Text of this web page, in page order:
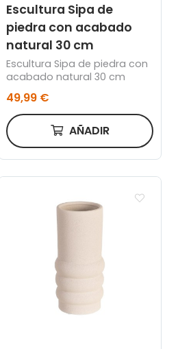
Escultura Sipa de
piedra con acabado
natural 30 cm
Escultura Sipa de piedra con
acabado natural 30 cm
49,99 €
AÑADIR